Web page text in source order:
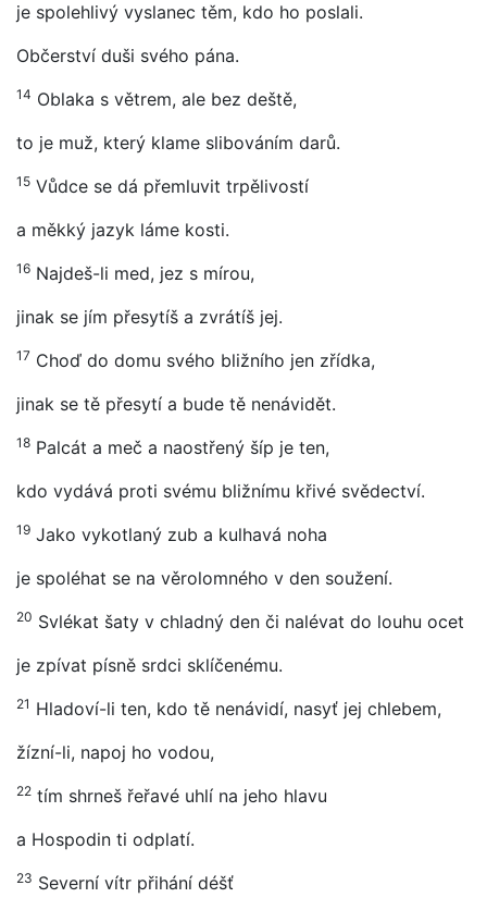
je spolehlivý vyslanec těm, kdo ho poslali.
Občerství duši svého pána.
14 Oblaka s větrem, ale bez deště,
to je muž, který klame slibováním darů.
15 Vůdce se dá přemluvit trpělivostí
a měkký jazyk láme kosti.
16 Najdeš-li med, jez s mírou,
jinak se jím přesytíš a zvrátíš jej.
17 Choď do domu svého bližního jen zřídka,
jinak se tě přesytí a bude tě nenávidět.
18 Palcát a meč a naostřený šíp je ten,
kdo vydává proti svému bližnímu křivé svědectví.
19 Jako vykotlaný zub a kulhavá noha
je spoléhat se na věrolomného v den soužení.
20 Svlékat šaty v chladný den či nalévat do louhu ocet
je zpívat písně srdci sklíčenému.
21 Hladoví-li ten, kdo tě nenávidí, nasyť jej chlebem,
žízní-li, napoj ho vodou,
22 tím shrneš řeřavé uhlí na jeho hlavu
a Hospodin ti odplatí.
23 Severní vítr přihání déšť